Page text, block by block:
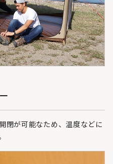
閉が可能なため、温度などに